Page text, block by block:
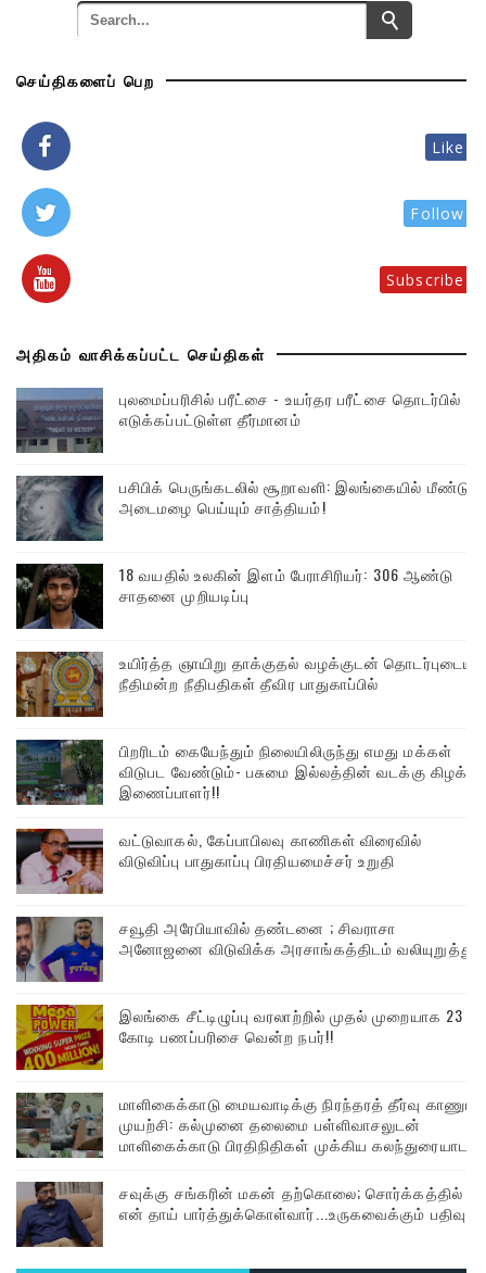
செய்திகளைப் பெற
Like
Follow
Subscribe
அதிகம் வாசிக்கப்பட்ட செய்திகள்
புலமைப்பரிசில் பரீட்சை - உயர்தர பரீட்சை தொடர்பில்
எடுக்கப்பட்டுள்ள தீர்மானம்
பசிபிக் பெருங்கடலில் சூறாவளி: இலங்கையில் மீண்டும்
அடைமழை பெய்யும் சாத்தியம்!
18 வயதில் உலகின் இளம் பேராசிரியர்: 306 ஆண்டு
சாதனை முறியடிப்பு
உயிர்த்த ஞாயிறு தாக்குதல் வழக்குடன் தொடர்புடைய
நீதிமன்ற நீதிபதிகள் தீவிர பாதுகாப்பில்
பிறரிடம் கையேந்தும் நிலையிலிருந்து எமது மக்கள்
விடுபட வேண்டும்- பசுமை இல்லத்தின் வடக்கு கிழக்கு
இணைப்பாளர்!!
வட்டுவாகல், கேப்பாபிலவு காணிகள் விரைவில்
விடுவிப்பு பாதுகாப்பு பிரதியமைச்சர் உறுதி
சவூதி அரேபியாவில் தண்டனை ; சிவராசா
அனோஜனை விடுவிக்க அரசாங்கத்திடம் வலியுறுத்து
இலங்கை சீட்டிழுப்பு வரலாற்றில் முதல் முறையாக 23
கோடி பணப்பரிசை வென்ற நபர்!!
மாளிகைக்காடு மையவாடிக்கு நிரந்தரத் தீர்வு காணும்
முயற்சி: கல்முனை தலைமை பள்ளிவாசலுடன்
மாளிகைக்காடு பிரதிநிதிகள் முக்கிய கலந்துரையாடல்
சவுக்கு சங்கரின் மகன் தற்கொலை; சொர்க்கத்தில்
என் தாய் பார்த்துக்கொள்வார்...உருகவைக்கும் பதிவு